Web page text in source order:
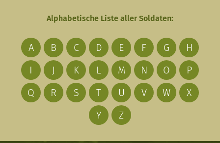
Alphabetische Liste aller Soldaten:
A B C D E F G
H
I
J K L M N O
P
Q
R S T U V W
X
Y
Z